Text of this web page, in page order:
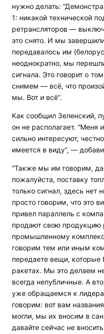
нужно делать:
1: никакой технической
ретрансляторов —
это снято. И мы
передавалось им
неоднократно, мы
сигнала. Это говорит о
снимем — всё, что
мы. Вот и всё”.
Как сообщил Зеленский,
он не располагает. “Меня
сильно интересуют,
имеется в виду“, —
“Также мы им говорим,
пожалуйста, поставку
только сигнал, здесь нет
просто говорим, что это
привел параллель с
продают свою продукцию
промышленному
говорим тем или иным
передаете вещи, которые
ракетах. Мы это делаем
всегда непубличные. А
уже обращаемся к
говорим: вот вам
могли, мы их вносим в
давайте сейчас не